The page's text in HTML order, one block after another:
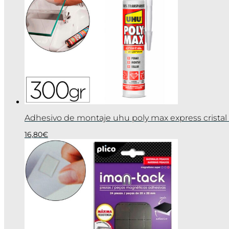
Adhesivo de montaje uhu poly max express
16,80€